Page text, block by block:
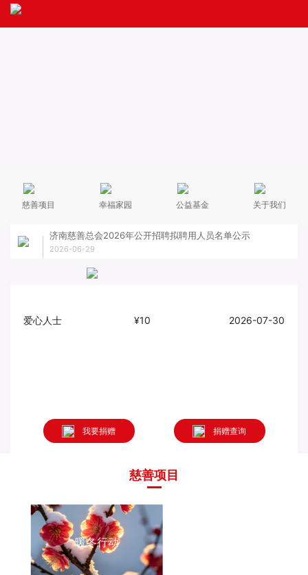
慈善项目 幸福家园 公益基金 关于我们
济南慈善总会2026年公开招聘拟聘用人员名单公示
2026-06-29
爱心人士 ¥10 2026-07-30
我要捐赠 捐赠查询
慈善项目
暖冬行动